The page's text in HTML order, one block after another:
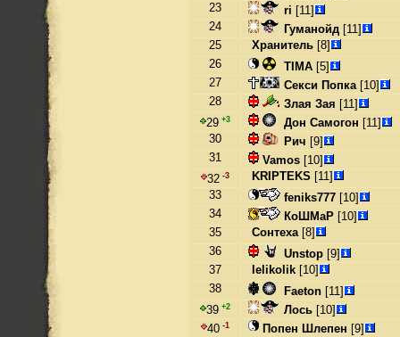
23
ri [11]
24
Гуманойд [11]
25
Хранитель [8]
26
TIMA [5]
27
Секси Попка[10]
28
Злая Зая [11]
29 +3 Дон Самогон [11]
30
Рич [9]
31
Vamos [10]
32 -3 KRIPTEKS [11]
33
feniks777 [10]
34
КоШМаР [10]
35
Сонтеха[8]
36
Unstop [9]
37
lelikolik [10]
38
Faeton [11]
39 +2 Лось [10]
40 -1 Попен Шлепен [9]